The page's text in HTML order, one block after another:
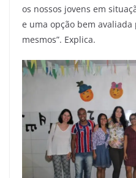
os nossos jovens em
e uma opção bem
mesmos”. Explica.